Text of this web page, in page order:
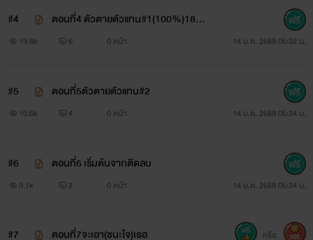
#4
ตอนที่4 ตัวตายตัวแทน#1(100%)18+
++
19.8k 6 0 หน้า 14 ม.ค. 2559 05:32 น.
#5 ตอนที่5ตัวตายตัวแทน#2
10.6k 4 0 หน้า 14 ม.ค. 2559 05:34 น.
#6 ตอนที่6 เริ่มต้นจากติดลบ
9.1k 2 0 หน้า 14 ม.ค. 2559 05:34 น.
#7 ตอนที่7จะเอา(ชนะใจ)เธอ หรือ 300